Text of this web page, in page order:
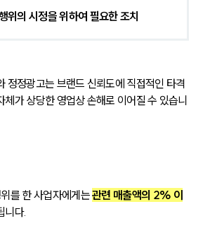
위의 시정을 위하여 필요한 조치
정정광고는 브랜드 신뢰도에 직접적인 타격
체가 상당한 영업상 손해로 이어질 수 있습니
를 한 사업자에게는 관련 매출액의 2% 이
니다.